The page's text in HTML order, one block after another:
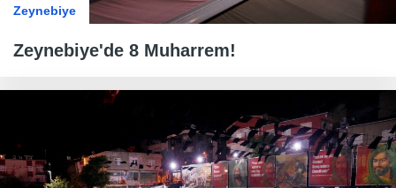
Zeynebiye
Zeynebiye'de 8 Muharrem!